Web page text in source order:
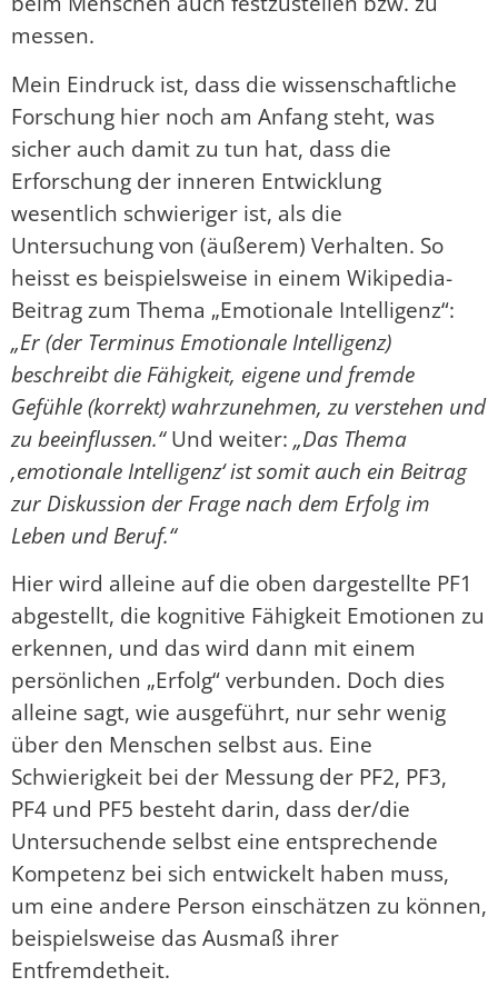
messen.
Mein Eindruck ist, dass die wissenschaftliche
Forschung hier noch am Anfang steht, was
sicher auch damit zu tun hat, dass die
Erforschung der inneren Entwicklung
wesentlich schwieriger ist, als die
Untersuchung von (äußerem) Verhalten. So
heisst es beispielsweise in einem Wikipedia-
Beitrag zum Thema „Emotionale Intelligenz“:
„Er (der Terminus Emotionale Intelligenz)
beschreibt die Fähigkeit, eigene und fremde
Gefühle (korrekt) wahrzunehmen, zu verstehen und
zu beeinflussen.“Und weiter: „Das Thema
‚emotionale Intelligenz‘ ist somit auch ein Beitrag
zur Diskussion der Frage nach dem Erfolg im
Leben und Beruf.“
Hier wird alleine auf die oben dargestellte PF1
abgestellt, die kognitive Fähigkeit Emotionen zu
erkennen, und das wird dann mit einem
persönlichen „Erfolg“ verbunden. Doch dies
alleine sagt, wie ausgeführt, nur sehr wenig
über den Menschen selbst aus. Eine
Schwierigkeit bei der Messung der PF2, PF3,
PF4 und PF5 besteht darin, dass der/die
Untersuchende selbst eine entsprechende
Kompetenz bei sich entwickelt haben muss,
um eine andere Person einschätzen zu können,
beispielsweise das Ausmaß ihrer
Entfremdetheit.